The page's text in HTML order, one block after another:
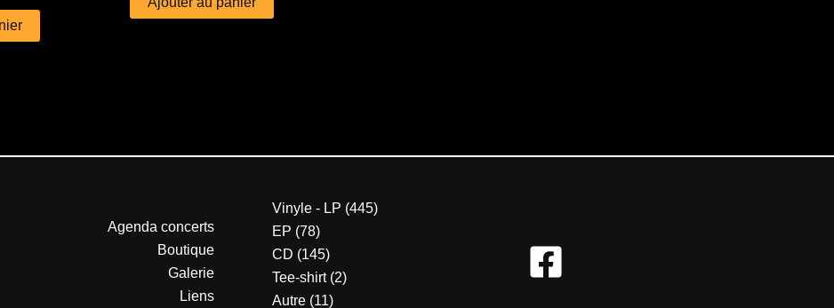
Agenda concerts
Boutique
Galerie
Liens
Vinyle - LP 445
EP 78
CD 145
Tee-shirt 2
Autre 11